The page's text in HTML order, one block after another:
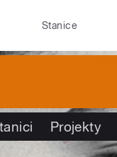
Stanice
Projekty